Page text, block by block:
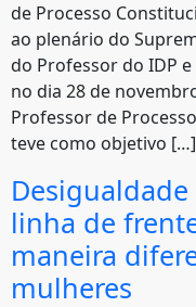
de Processo
ao plenário do
do Professor do IDP
no dia 28 de
Professor de
teve como objetivo […]
linha de
maneira
mulheres